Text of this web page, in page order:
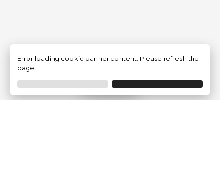
Filtrar
Error loading cookie banner content. Please refresh the
page.